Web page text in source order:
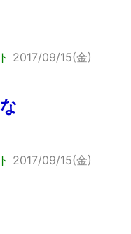
2017/09/15(金)
2017/09/15(金)